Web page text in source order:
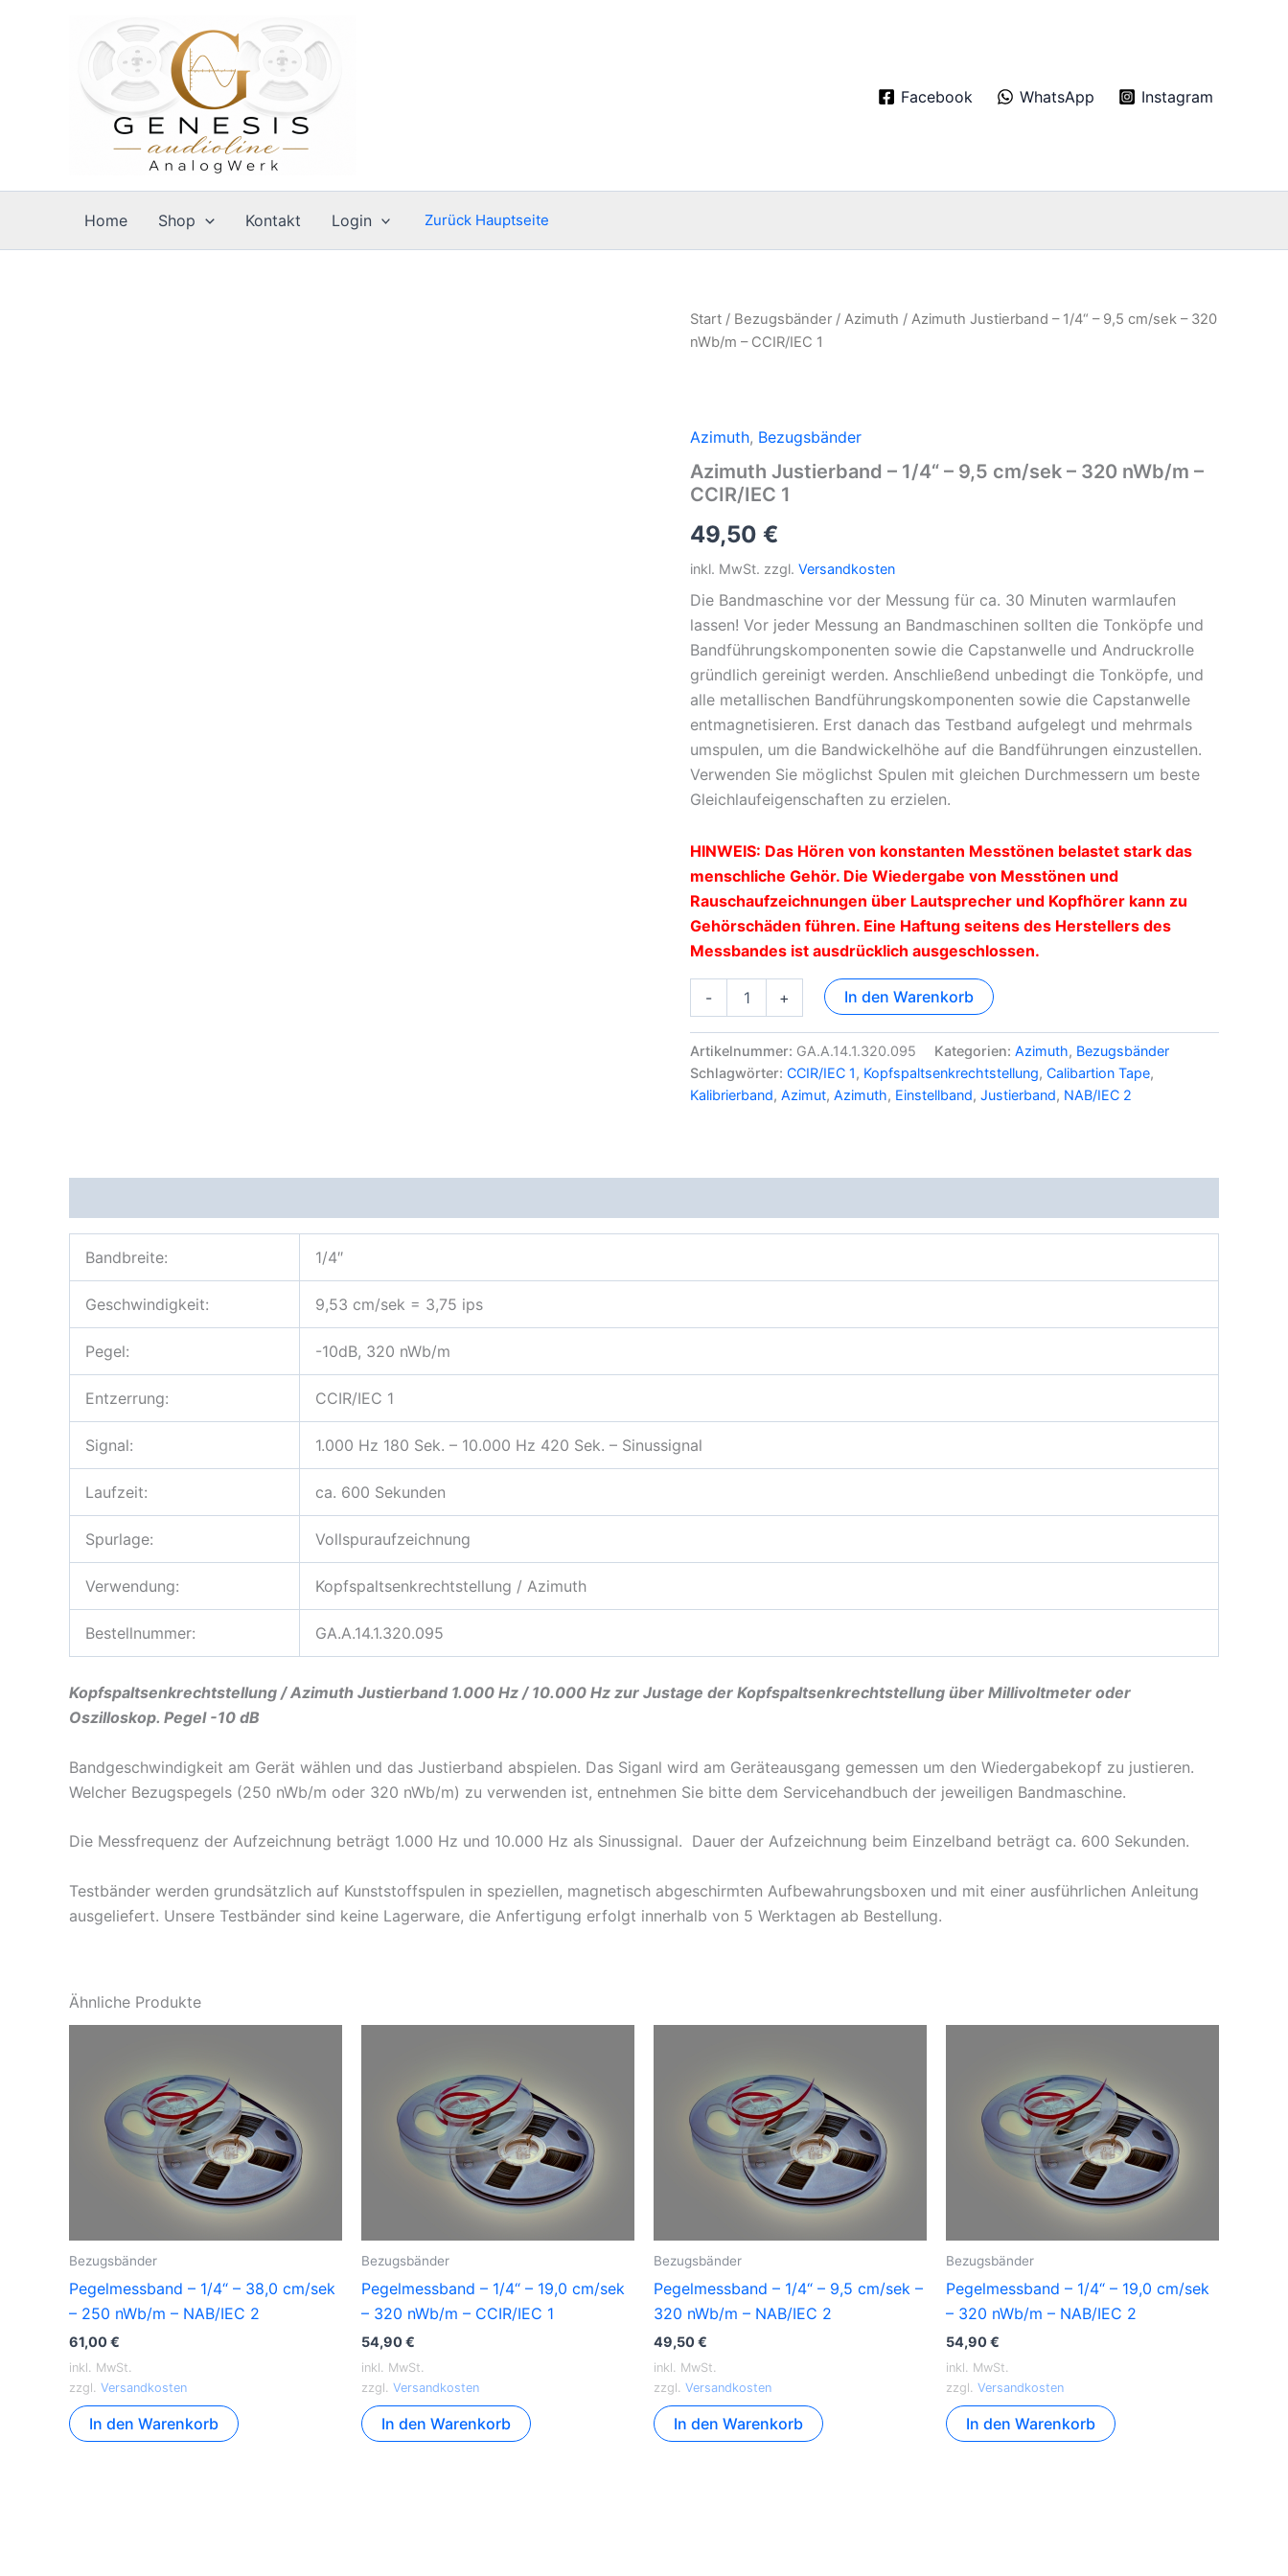
Facebook
WhatsApp Instagram
Home Shop Kontakt Login Zurück Hauptseite
Start / Bezugsbänder / Azimuth / Azimuth Justierband – 1/4“ – 9,5 cm/sek – 320
nWb/m – CCIR/IEC 1
Azimuth, Bezugsbänder
Azimuth Justierband – 1/4“ – 9,5 cm/sek – 320 nWb/m –
CCIR/IEC 1
49,50 €
inkl. MwSt. zzgl. Versandkosten
Die Bandmaschine vor der Messung für ca. 30 Minuten warmlaufen
lassen! Vor jeder Messung an Bandmaschinen sollten die Tonköpfe und
Bandführungskomponenten sowie die Capstanwelle und Andruckrolle
gründlich gereinigt werden. Anschließend unbedingt die Tonköpfe, und
alle metallischen Bandführungskomponenten sowie die Capstanwelle
entmagnetisieren. Erst danach das Testband aufgelegt und mehrmals
umspulen, um die Bandwickelhöhe auf die Bandführungen einzustellen.
Verwenden Sie möglichst Spulen mit gleichen Durchmessern um beste
Gleichlaufeigenschaften zu erzielen.
HINWEIS: Das Hören von konstanten Messtönen belastet stark das
menschliche Gehör. Die Wiedergabe von Messtönen und
Rauschaufzeichnungen über Lautsprecher und Kopfhörer kann zu
Gehörschäden führen. Eine Haftung seitens des Herstellers des
Messbandes ist ausdrücklich ausgeschlossen.
-
Justierband
1/4“
9,5
cm/sek
-
1
Menge
+ In den Warenkorb
Artikelnummer: GA.A.14.1.320.095 Kategorien: Azimuth, Bezugsbänder
Schlagwörter: CCIR/IEC 1, Kopfspaltsenkrechtstellung, Calibartion Tape,
Kalibrierband, Azimut, Azimuth, Einstellband, Justierband, NAB/IEC 2
Bandbreite: 1/4″
Geschwindigkeit: 9,53 cm/sek = 3,75 ips
Pegel: -10dB, 320 nWb/m
Entzerrung: CCIR/IEC 1
Signal: 1.000 Hz 180 Sek. – 10.000 Hz 420 Sek. – Sinussignal
Laufzeit: ca. 600 Sekunden
Spurlage: Vollspuraufzeichnung
Verwendung: Kopfspaltsenkrechtstellung / Azimuth
Bestellnummer: GA.A.14.1.320.095
Kopfspaltsenkrechtstellung / Azimuth Justierband 1.000 Hz / 10.000 Hz zur Justage der Kopfspaltsenkrechtstellung über Millivoltmeter oder
Oszilloskop. Pegel -10 dB
Bandgeschwindigkeit am Gerät wählen und das Justierband abspielen. Das Siganl wird am Geräteausgang gemessen um den Wiedergabekopf zu justieren.
Welcher Bezugspegels (250 nWb/m oder 320 nWb/m) zu verwenden ist, entnehmen Sie bitte dem Servicehandbuch der jeweiligen Bandmaschine.
Die Messfrequenz der Aufzeichnung beträgt 1.000 Hz und 10.000 Hz als Sinussignal. Dauer der Aufzeichnung beim Einzelband beträgt ca. 600 Sekunden.
Testbänder werden grundsätzlich auf Kunststoffspulen in speziellen, magnetisch abgeschirmten Aufbewahrungsboxen und mit einer ausführlichen Anleitung
ausgeliefert. Unsere Testbänder sind keine Lagerware, die Anfertigung erfolgt innerhalb von 5 Werktagen ab Bestellung.
Ähnliche Produkte
Bezugsbänder
Pegelmessband – 1/4“ – 38,0 cm/sek
– 250 nWb/m – NAB/IEC 2
61,00€
inkl. MwSt.
zzgl. Versandkosten
In den Warenkorb
Bezugsbänder
Pegelmessband – 1/4“ – 19,0 cm/sek
– 320 nWb/m – CCIR/IEC 1
54,90€
inkl. MwSt.
zzgl. Versandkosten
In den Warenkorb
Bezugsbänder
Pegelmessband – 1/4“ – 9,5 cm/sek –
320 nWb/m – NAB/IEC 2
49,50€
inkl. MwSt.
zzgl. Versandkosten
In den Warenkorb
Bezugsbänder
Pegelmessband – 1/4“ – 19,0 cm/sek
– 320 nWb/m – NAB/IEC 2
54,90€
inkl. MwSt.
zzgl. Versandkosten
In den Warenkorb